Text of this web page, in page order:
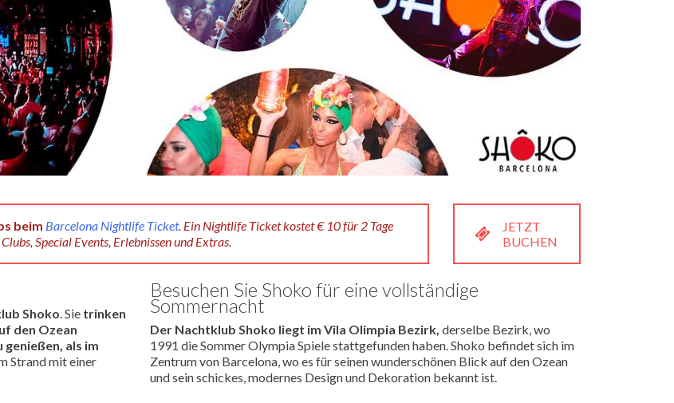
beim Barcelona Nightlife Ticket. Ein Nightlife Ticket kostet € 10 für 2 Tage
Special Events, Erlebnissen und Extras.
JETZT
BUCHEN
Shoko . Sie trinken
den Ozean
genießen, als im
Strand mit einer
Besuchen Sie Shoko für eine vollständige
Sommernacht
Der Nachtklub Shoko liegt im Vila Olimpia Bezirk, derselbe Bezirk, wo
1991 die Sommer Olympia Spiele stattgefunden haben. Shoko befindet sich im
Zentrum von Barcelona, wo es für seinen wunderschönen Blick auf den Ozean
und sein schickes, modernes Design und Dekoration bekannt ist.